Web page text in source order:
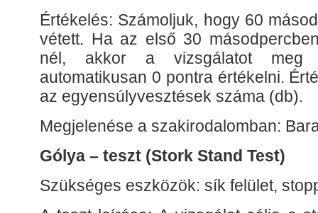
Értékelés: Számoljuk, hogy 60
vétett. Ha az első 30
nél, akkor a vizsgálatot meg
automatikusan 0 pontra értékelni.
az egyensúlyvesztések száma (db).
Megjelenése a szakirodalomban:
Gólya – teszt (Stork Stand Test)
Szükséges eszközök: sík felület,